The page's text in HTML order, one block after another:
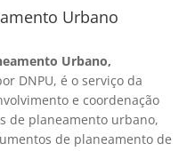
Urbano
Urbano,
DNPU, é o serviço da
e coordenação
de planeamento urbano,
de planeamento de